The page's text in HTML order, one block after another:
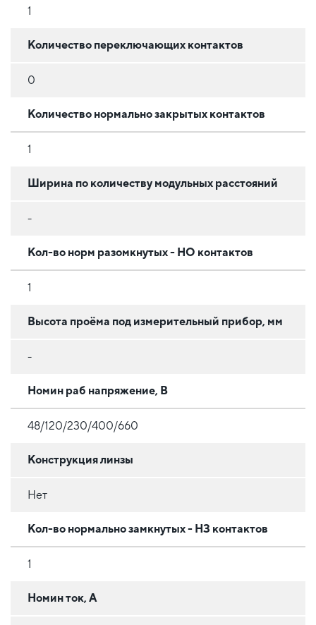
1
Количество переключающих контактов
0
Количество нормально закрытых контактов
1
Ширина по количеству модульных расстояний
-
Кол-во норм разомкнутых - НО контактов
1
Высота проёма под измерительный прибор, мм
-
Номин раб напряжение, В
48/120/230/400/660
Конструкция линзы
Нет
Кол-во нормально замкнутых - НЗ контактов
1
Номин ток, А